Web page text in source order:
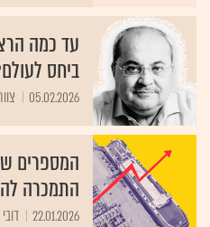
עד כמה
ביחס
05.02.2026
המספרים
התמכרה
22.01.2026